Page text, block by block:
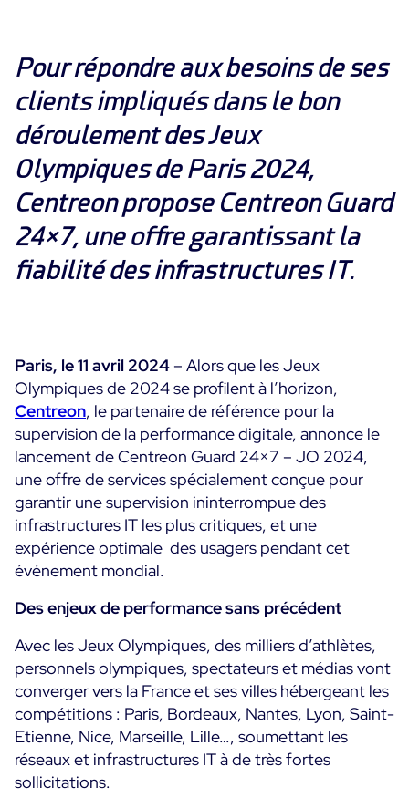
Performance Web
Supervision des Conteneurs
Supervision du Cloud
Supervision réseau
Tous
MSP
Logistique & Commerce
Santé
Education
Public
Toutes
Technologies
AWS
Google Cloud Platform
Kubernetes
Microsoft 365
Microsoft Azure
POURQUOI CENTREON
Notre vision
Bénéfices
Partenaires
Programme ON-Partner
Programme Partenaires MSP
Centreon et AWS
Services
Professional Services
Customer Care
Formation
Communauté
The Watch
Github
RESSOURCES
payante selon le critère du TCO
Supervision au-delà de l’IT : un guide de survie pour
la convergence IT/OT
Documentation
Pour répondre aux besoins de ses
clients impliqués dans le bon
déroulement des Jeux
Olympiques de Paris 2024,
Centreon propose Centreon Guard
24×7, une offre garantissant la
fiabilité des infrastructures IT.
Paris, le 11 avril 2024 – Alors que les Jeux
Olympiques de 2024 se profilent à l’horizon,
Centreon, le partenaire de référence pour la
supervision de la performance digitale, annonce le
lancement de Centreon Guard 24×7 – JO 2024,
une offre de services spécialement conçue pour
garantir une supervision ininterrompue des
infrastructures IT les plus critiques, et une
expérience optimale des usagers pendant cet
événement mondial.
Des enjeux de performance sans précédent
Avec les Jeux Olympiques, des milliers d’athlètes,
personnels olympiques, spectateurs et médias vont
converger vers la France et ses villes hébergeant les
compétitions : Paris, Bordeaux, Nantes, Lyon, Saint-
Etienne, Nice, Marseille, Lille…, soumettant les
réseaux et infrastructures IT à de très fortes
sollicitations.